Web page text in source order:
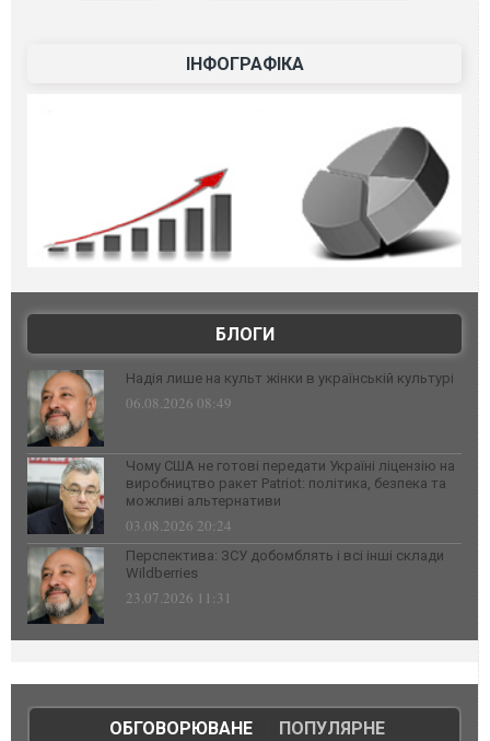
ІНФОГРАФІКА
БЛОГИ
Надія лише на культ жінки в українській культурі
06.08.2026 08:49
Чому США не готові передати Україні ліцензію на
виробництво ракет Patriot: політика, безпека та
можливі альтернативи
03.08.2026 20:24
Перспектива: ЗСУ добомблять і всі інші склади
Wildberries
23.07.2026 11:31
ОБГОВОРЮВАНЕ| ПОПУЛЯРНЕ